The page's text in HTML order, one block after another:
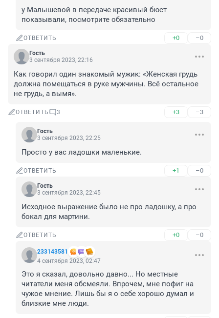
у Малышевой в передаче красивый бюст
показывали, посмотрите обязательно
ОТВЕТИТЬ +0 –0
Гость
3 сентября 2023, 22:16
Как говорил один знакомый мужик: «Женская грудь
должна помещаться в руке мужчины. Всё остальное
не грудь, а вымя».
ОТВЕТИТЬ 3 +3 –3
Гость
3 сентября 2023, 22:25
Просто у вас ладошки маленькие.
ОТВЕТИТЬ +1 –0
Гость
3 сентября 2023, 22:45
Исходное выражение было не про ладошку, а про
бокал для мартини.
ОТВЕТИТЬ +0 –0
233143581
4 сентября 2023, 02:47
Это я сказал, довольно давно... Но местные
читатели меня обсмеяли. Впрочем, мне пофиг на
чужое мнение. Лишь бы я о себе хорошо думал и
близкие мне люди.